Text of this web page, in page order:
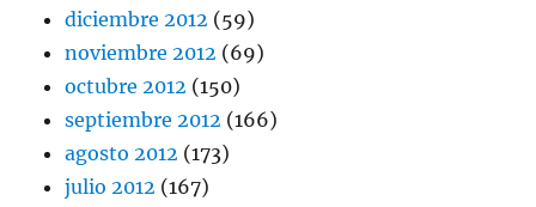
diciembre 2012 (59)
noviembre 2012 (69)
octubre 2012 (150)
septiembre 2012 (166)
agosto 2012 (173)
julio 2012 (167)